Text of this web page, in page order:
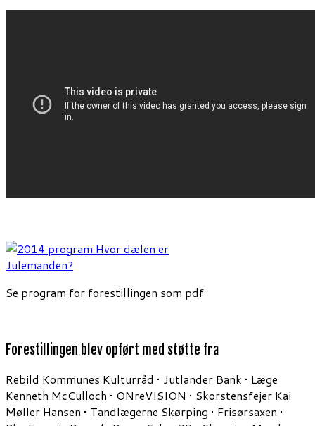
Se program for forestillingen som pdf
Forestillingen blev opført med støtte fra
Rebild Kommunes Kulturråd • Jutlander Bank • Læge
Kenneth McCulloch • ONreVISION • Skorstensfejer Kai
Møller Hansen • Tandlægerne Skørping • Frisørsaxen •